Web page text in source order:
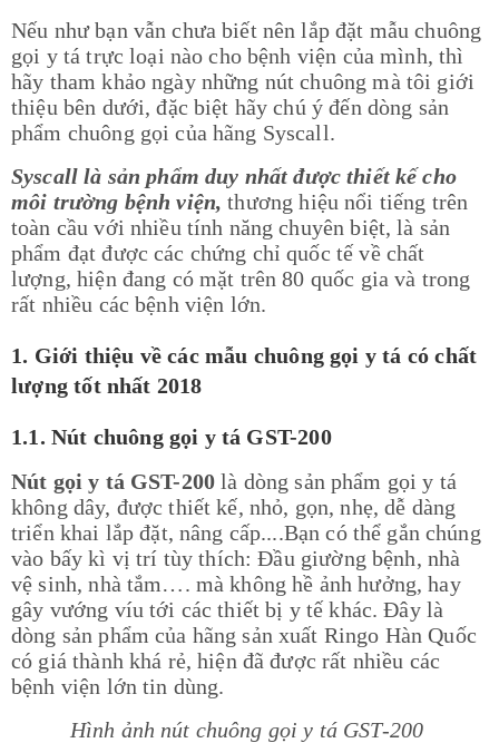
Nếu như bạn vẫn chưa biết nên lắp đặt mẫu chuông
gọi y tá trực loại nào cho bệnh viện của mình, thì
hãy tham khảo ngày những nút chuông mà tôi giới
thiệu bên dưới, đặc biệt hãy chú ý đến dòng sản
phẩm chuông gọi của hãng Syscall.
Syscall là sản phẩm duy nhất được thiết kế cho
môi trường bệnh viện,thương hiệu nổi tiếng trên
toàn cầu với nhiều tính năng chuyên biệt, là sản
phẩm đạt được các chứng chỉ quốc tế về chất
lượng, hiện đang có mặt trên 80 quốc gia và trong
rất nhiều các bệnh viện lớn.
1. Giới thiệu về các mẫu chuông gọi y tá có chất
lượng tốt nhất 2018
1.1. Nút chuông gọi y tá GST-200
Nút gọi y tá GST-200là dòng sản phẩm gọi y tá
không dây, được thiết kế, nhỏ, gọn, nhẹ, dễ dàng
triển khai lắp đặt, nâng cấp....Bạn có thể gắn chúng
vào bấy kì vị trí tùy thích: Đầu giường bệnh, nhà
vệ sinh, nhà tắm…. mà không hề ảnh hưởng, hay
gây vướng víu tới các thiết bị y tế khác. Đây là
dòng sản phẩm của hãng sản xuất Ringo Hàn Quốc
có giá thành khá rẻ, hiện đã được rất nhiều các
bệnh viện lớn tin dùng.
Hình ảnh nút chuông gọi y tá GST-200